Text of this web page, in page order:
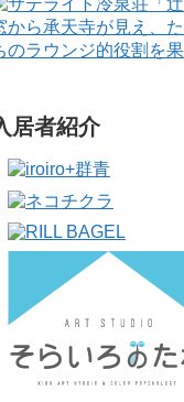
から承天寺が見え、
のラウンジ的役割を
居者紹介